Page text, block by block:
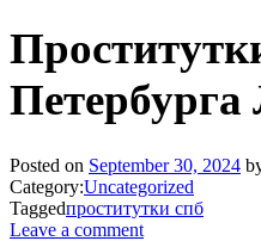
Петербурга
Posted on September 30, 2024
Category:Uncategorized
Taggedпроститутки спб
Leave a comment